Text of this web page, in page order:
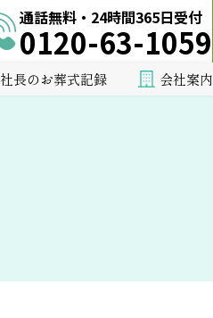
通話無料・24時間365日受付
0120-63-1059
社長のお葬式記録 会社案内